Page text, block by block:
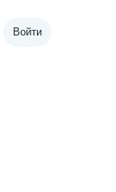
Войти